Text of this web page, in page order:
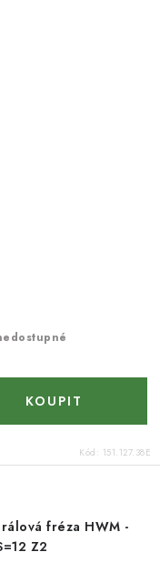
Kód: 151.127.38E
fréza HWM -
Z2